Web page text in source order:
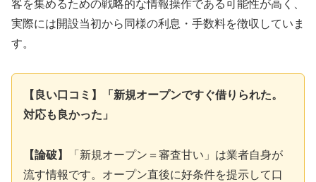
客を集めるための戦略的な情報操作である可能性が高く、
実際には開設当初から同様の利息・手数料を徴収していま
す。
【良い口コミ】「新規オープンですぐ借りられた。
対応も良かった」
【論破】
「新規オープン＝審査甘い」は業者自身が
流す情報です。オープン直後に好条件を提示して口